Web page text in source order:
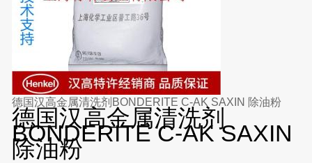
德国汉高金属清洗剂BONDERITE C-AK SAXIN 除油粉
德国汉高金属清洗剂
BONDERITE C-AK SAXIN
除油粉